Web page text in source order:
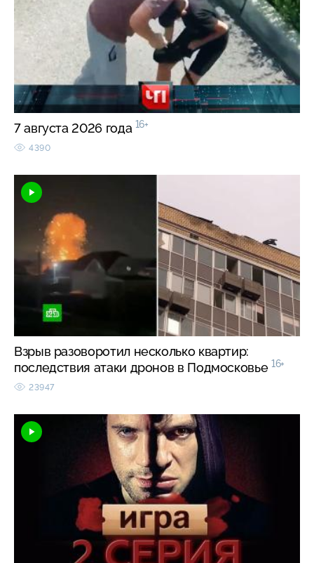
7 августа 2026 года 16+
4390
Взрыв разоворотил несколько квартир:
последствия атаки дронов в Подмосковье 16+
23947